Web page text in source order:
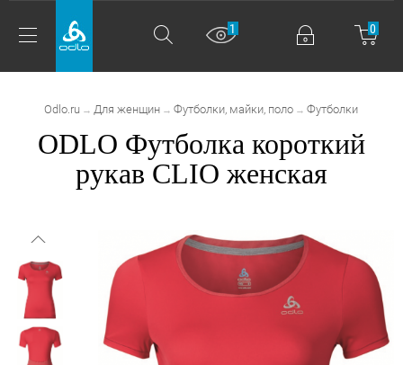
0
1
Odlo.ru → Для женщин → Футболки, майки, поло → Футболки
ODLO Футболка короткий
рукав CLIO женская